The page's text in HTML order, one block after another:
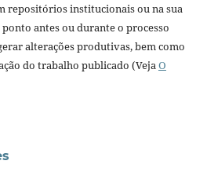
repositórios institucionais ou na sua
antes ou durante o processo
alterações produtivas, bem como
do trabalho publicado (VejaO